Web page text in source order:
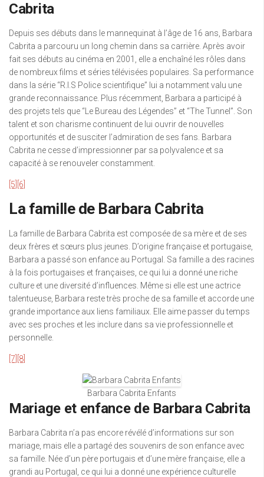
Cabrita
Depuis ses débuts dans le mannequinat à l’âge de 16 ans, Barbara
Cabrita a parcouru un long chemin dans sa carrière. Après avoir
fait ses débuts au cinéma en 2001, elle a enchaîné les rôles dans
de nombreux films et séries télévisées populaires. Sa performance
dans la série “R.I.S Police scientifique” lui a notamment valu une
grande reconnaissance. Plus récemment, Barbara a participé à
des projets tels que “Le Bureau des Légendes” et “The Tunnel”. Son
talent et son charisme continuent de lui ouvrir de nouvelles
opportunités et de susciter l’admiration de ses fans. Barbara
Cabrita ne cesse d’impressionner par sa polyvalence et sa
capacité à se renouveler constamment.
[5] [6]
La famille de Barbara Cabrita
La famille de Barbara Cabrita est composée de sa mère et de ses
deux frères et sœurs plus jeunes. D’origine française et portugaise,
Barbara a passé son enfance au Portugal. Sa famille a des racines
à la fois portugaises et françaises, ce qui lui a donné une riche
culture et une diversité d’influences. Même si elle est une actrice
talentueuse, Barbara reste très proche de sa famille et accorde une
grande importance aux liens familiaux. Elle aime passer du temps
avec ses proches et les inclure dans sa vie professionnelle et
personnelle.
[7] [8]
Barbara Cabrita Enfants
Mariage et enfance de Barbara Cabrita
Barbara Cabrita n’a pas encore révélé d’informations sur son
mariage, mais elle a partagé des souvenirs de son enfance avec
sa famille. Née d’un père portugais et d’une mère française, elle a
grandi au Portugal, ce qui lui a donné une expérience culturelle